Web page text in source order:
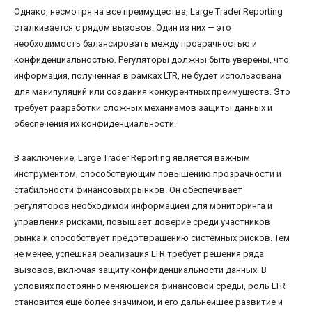
Однако, несмотря на все преимущества, Large Trader Reporting
сталкивается с рядом вызовов. Один из них — это
необходимость балансировать между прозрачностью и
конфиденциальностью. Регуляторы должны быть уверены, что
информация, полученная в рамках LTR, не будет использована
для манипуляций или создания конкурентных преимуществ. Это
требует разработки сложных механизмов защиты данных и
обеспечения их конфиденциальности.
В заключение, Large Trader Reporting является важным
инструментом, способствующим повышению прозрачности и
стабильности финансовых рынков. Он обеспечивает
регуляторов необходимой информацией для мониторинга и
управления рисками, повышает доверие среди участников
рынка и способствует предотвращению системных рисков. Тем
не менее, успешная реализация LTR требует решения ряда
вызовов, включая защиту конфиденциальности данных. В
условиях постоянно меняющейся финансовой среды, роль LTR
становится еще более значимой, и его дальнейшее развитие и